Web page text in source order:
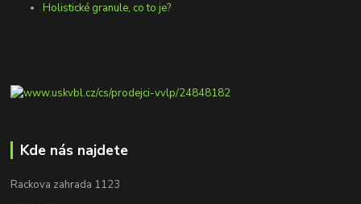
Holistické granule, co to je?
Kde nás najdete
Rackova zahrada 1123